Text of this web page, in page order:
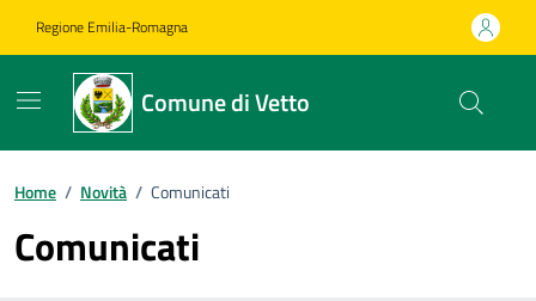
Regione Emilia-Romagna
Comune di Vetto
Home / Novità / Comunicati
Comunicati